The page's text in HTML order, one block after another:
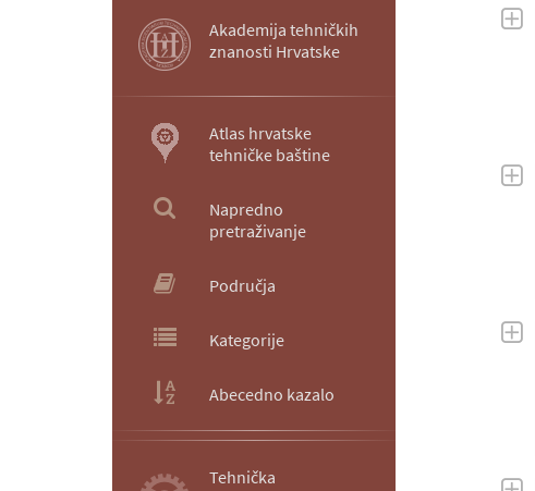
Akademija tehničkih
znanosti Hrvatske
Atlas hrvatske
tehničke baštine
Napredno
pretraživanje
Područja
Kategorije
Abecedno kazalo
Tehnička